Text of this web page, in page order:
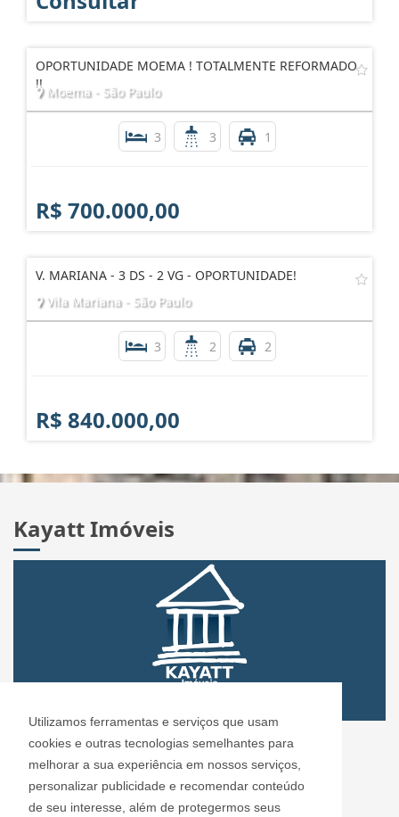
Utilizamos ferramentas e serviços que usam
cookies e outras tecnologias semelhantes para
melhorar a sua experiência em nossos serviços,
personalizar publicidade e recomendar conteúdo
de seu interesse, além de protegermos seus
OPORTUNIDADE MOEMA ! TOTALMENTE REFORMADO
!!Moema - São Paulo
3 3 1
R$ 700.000,00
V. MARIANA - 3 DS - 2 VG - OPORTUNIDADE!
Vila Mariana - São Paulo
3 2 2
R$ 840.000,00
Kayatt Imóveis
CRECI: 72.304
Informações de Contato